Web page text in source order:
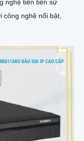
nghệ tiên tiến sử